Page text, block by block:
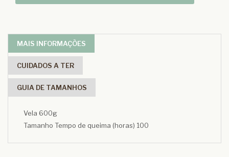
MAIS INFORMAÇÕES
CUIDADOS A TER
GUIA DE TAMANHOS
Vela 600g
Tamanho Tempo de queima (horas) 100